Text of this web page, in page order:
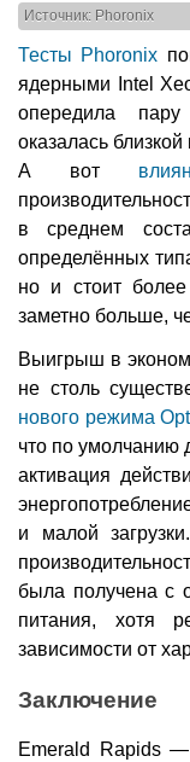
Источник: Phoronix
Тесты Phoronix
ядерными Intel
опередила
оказалась
А вот
в среднем
определённых
но и стоит
заметно больше,
Выигрыш в
не столь
нового режима
что по умолчанию
активация
и малой
была получена с
питания, хотя
зависимости от
Заключение
Emerald Rapids